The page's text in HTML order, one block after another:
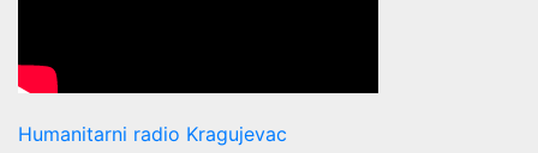
Humanitarni radio Kragujevac